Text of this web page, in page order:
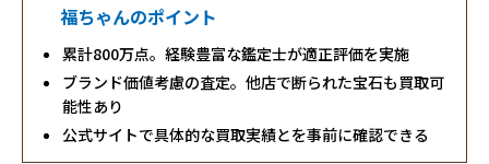
福ちゃんのポイント
累計800万点。経験豊富な鑑定士が適正評価を実施
ブランド価値考慮の査定。他店で断られた宝石も買取可
能性あり
公式サイトで具体的な買取実績とを事前に確認できる